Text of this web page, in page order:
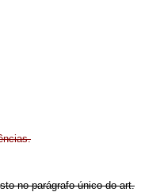
no parágrafo único do art.